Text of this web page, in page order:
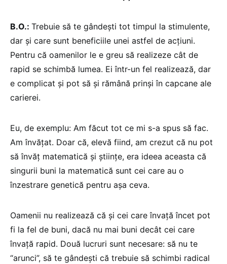
B.O.: Trebuie să te gândești tot timpul la stimulente,
dar și care sunt beneficiile unei astfel de acțiuni.
Pentru că oamenilor le e greu să realizeze cât de
rapid se schimbă lumea. Ei într-un fel realizează, dar
e complicat și pot să și rămână prinși în capcane ale
carierei.
Eu, de exemplu: Am făcut tot ce mi s-a spus să fac.
Am învățat. Doar că, elevă fiind, am crezut că nu pot
să învăț matematică și științe, era ideea aceasta că
singurii buni la matematică sunt cei care au o
înzestrare genetică pentru așa ceva.
Oamenii nu realizează că și cei care învață încet pot
fi la fel de buni, dacă nu mai buni decât cei care
învață rapid. Două lucruri sunt necesare: să nu te
“arunci”, să te gândești că trebuie să schimbi radical